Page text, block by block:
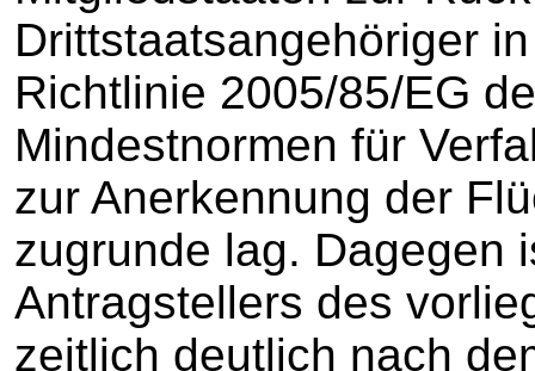
Drittstaatsangehöriger
Richtlinie 2005/85/EG
Mindestnormen für
zur Anerkennung der
zugrunde lag. Dagegen
Antragstellers des
zeitlich deutlich nach